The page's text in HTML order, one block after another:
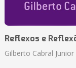
Reflexos e
Gilberto Cabral Junior